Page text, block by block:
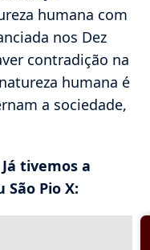
humana com
nos Dez
contradição na
humana é
a sociedade,
tivemos a
Pio X: